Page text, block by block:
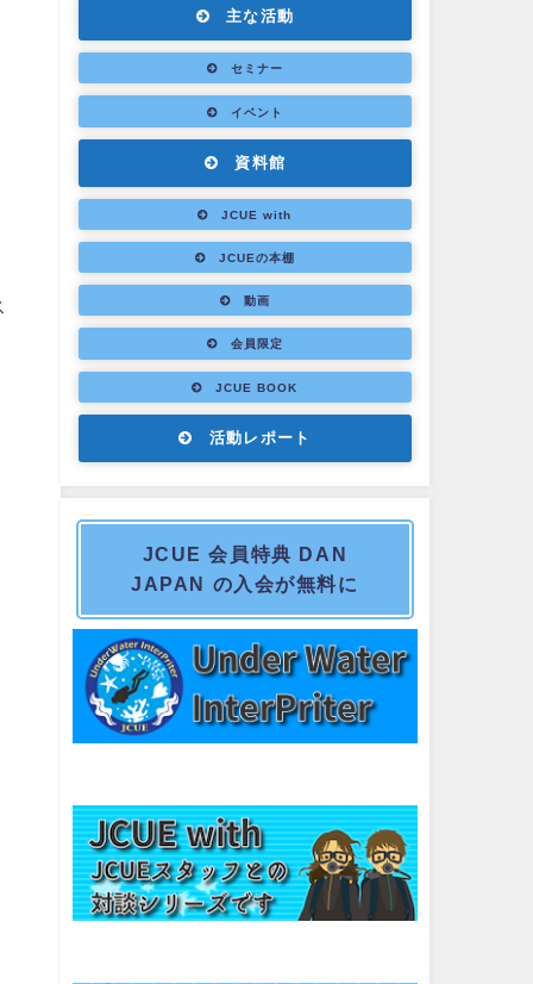
主な活動
セミナー
イベント
資料館
JCUE with
JCUEの本棚
動画
会員限定
JCUE BOOK
活動レポート
JCUE 会員特典 DAN
JAPAN の入会が無料に